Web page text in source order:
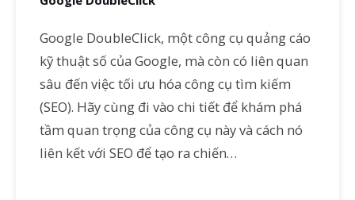
Google DoubleClick, một công cụ quảng cáo
kỹ thuật số của Google, mà còn có liên quan
sâu đến việc tối ưu hóa công cụ tìm kiếm
(SEO). Hãy cùng đi vào chi tiết để khám phá
tầm quan trọng của công cụ này và cách nó
liên kết với SEO để tạo ra chiến…